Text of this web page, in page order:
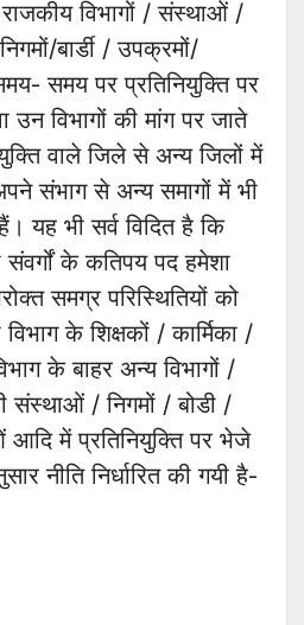
विभागों / संस्थाओं /
बार्डी / उपक्रमों/
समय पर प्रतिनियुक्ति पर
विभागों की मांग पर जाते
वाले जिले से अन्य जिलों में
संभाग से अन्य समागों में भी
यह भी सर्व विदित है कि
संवर्गों के कतिपय पद हमेशा
समग्र परिस्थितियों को
के शिक्षकों / कार्मिका /
के बाहर अन्य विभागों /
संस्थाओं / निगमों / बोडी /
आदि में प्रतिनियुक्ति पर भेजे
नीति निर्धारित की गयी है-